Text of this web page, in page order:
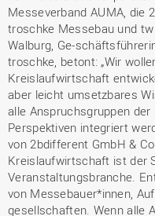
Messeverband AUMA, die
troschke Messebau und
Walburg, Ge-
troschke, betont: „Wir
Kreislaufwirtschaft
aber leicht umsetzbares
alle Anspruchsgruppen
Perspektiven integriert
von 2bdifferent GmbH &
Kreislaufwirtschaft ist der
Veranstaltungsbranche.
von Messebauer*innen,
gesellschaften. Wenn alle